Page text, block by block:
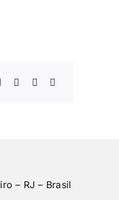
– RJ – Brasil